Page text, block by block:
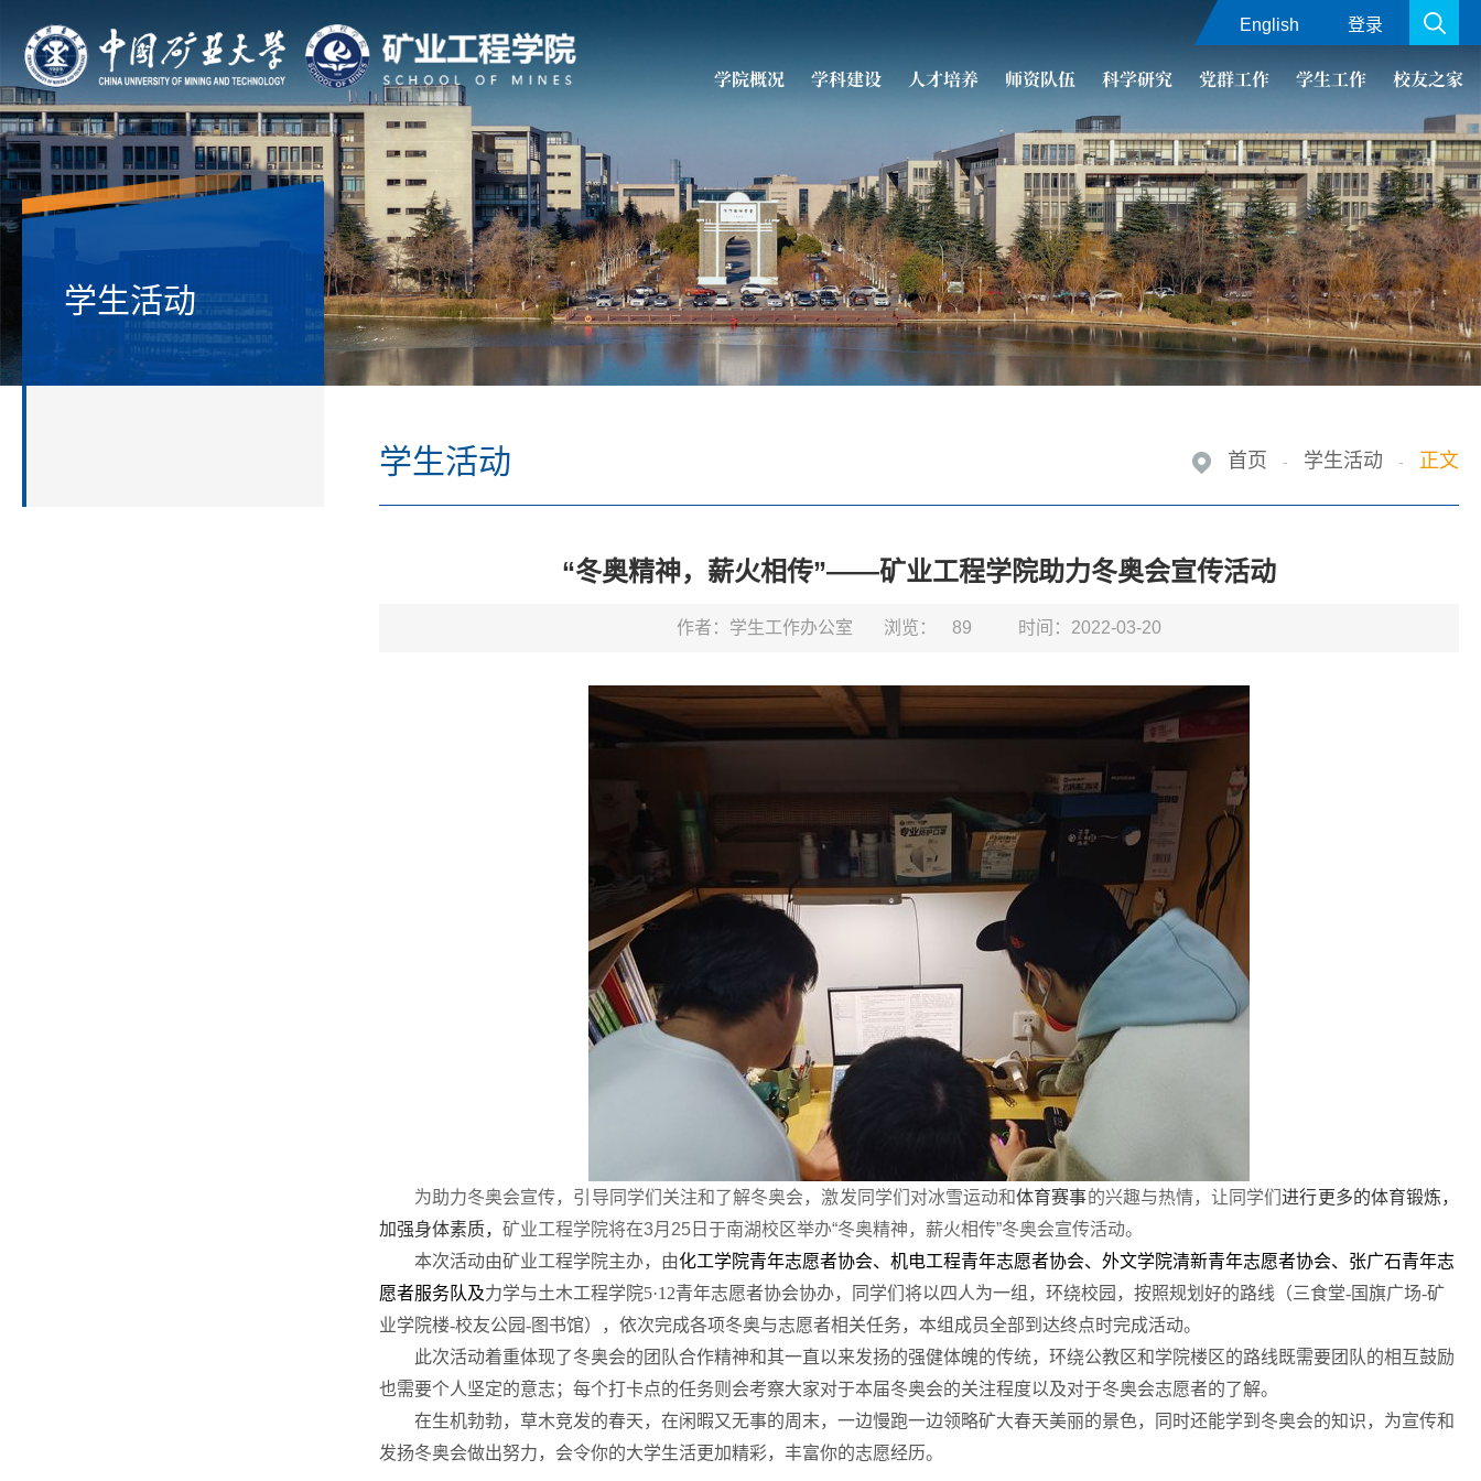
English 登录
学院概况 学科建设 人才培养 师资队伍 科学研究 党群工作 学生工作 校友之家
学生活动
学生活动 首页 - 学生活动 - 正文
“冬奥精神，薪火相传”——矿业工程学院助力冬奥会宣传活动
作者：学生工作办公室 浏览： 89 时间：2022-03-20
为助力冬奥会宣传，引导同学们关注和了解冬奥会，激发同学们对冰雪运动和体育赛事的兴趣与热情，让同学们进行更多的体育锻炼，
加强身体素质， 矿业工程学院将在3月 25日于南湖校区举办“冬奥精神，薪火相传”冬奥会宣传活动。
本次活动由矿业工程学院主办，由化工学院青年志愿者协会、机电工程青年志愿者协会、外文学院清新青年志愿者协会、张广石青年志
愿者服务队及力学与土木工程学院5·12青年志愿者协会协办，同学们将以四人为一组，环绕校园，按照规划好的路线（三食堂-国旗广场-矿
业学院楼-校友公园-图书馆），依次完成各项冬奥与志愿者相关任务，本组成员全部到达终点时完成活动。
此次活动着重体现了冬奥会的团队合作精神和其一直以来发扬的强健体魄的传统，环绕公教区和学院楼区的路线既需要团队的相互鼓励
也需要个人坚定的意志；每个打卡点的任务则会考察大家对于本届冬奥会的关注程度以及对于冬奥会志愿者的了解。
在生机勃勃，草木竞发的春天，在闲暇又无事的周末，一边慢跑一边领略矿大春天美丽的景色，同时还能学到冬奥会的知识，为宣传和
发扬冬奥会做出努力，会令你的大学生活更加精彩，丰富你的志愿经历。